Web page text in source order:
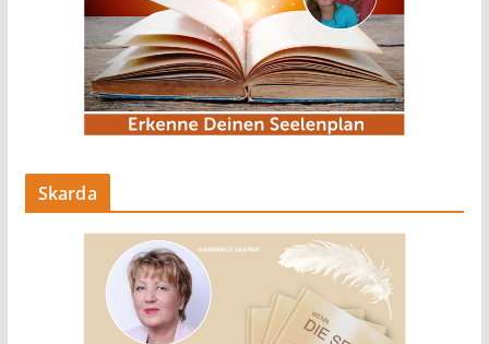
Skarda